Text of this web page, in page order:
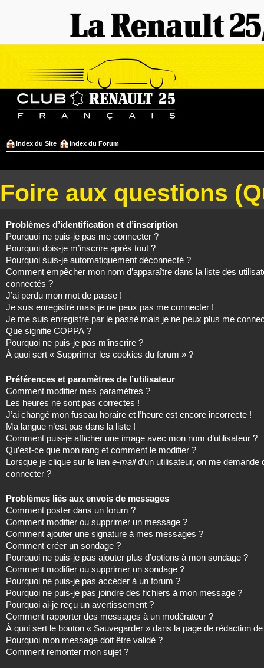
Index du Site Index du Forum
Foire aux questions
Problèmes d’identification et d’inscription
Pourquoi ne puis-je pas me connecter ?
Pourquoi dois-je m’inscrire après tout ?
Pourquoi suis-je automatiquement déconnecté ?
Comment empêcher mon nom d’apparaître dans la liste des
connectés ?
J’ai perdu mon mot de passe !
Je suis enregistré mais je ne peux pas me connecter !
Je me suis enregistré par le passé mais je ne peux plus me
Que signifie COPPA ?
Pourquoi ne puis-je pas m’inscrire ?
À quoi sert « Supprimer les cookies du forum » ?
Préférences et paramètres de l’utilisateur
Comment modifier mes paramètres ?
Les heures ne sont pas correctes !
J’ai changé mon fuseau horaire et l’heure est encore incorrecte !
Ma langue n’est pas dans la liste !
Comment puis-je afficher une image avec mon nom d’utilisateur ?
Qu’est-ce que mon rang et comment le modifier ?
Lorsque je clique sur le lien e-maild’un utilisateur, on me demande
connecter ?
Problèmes liés aux envois de messages
Comment poster dans un forum ?
Comment modifier ou supprimer un message ?
Comment ajouter une signature à mes messages ?
Comment créer un sondage ?
Pourquoi ne puis-je pas ajouter plus d’options à mon sondage ?
Comment modifier ou supprimer un sondage ?
Pourquoi ne puis-je pas accéder à un forum ?
Pourquoi ne puis-je pas joindre des fichiers à mon message ?
Pourquoi ai-je reçu un avertissement ?
Comment rapporter des messages à un modérateur ?
À quoi sert le bouton « Sauvegarder » dans la page de rédaction
Pourquoi mon message doit être validé ?
Comment remonter mon sujet ?